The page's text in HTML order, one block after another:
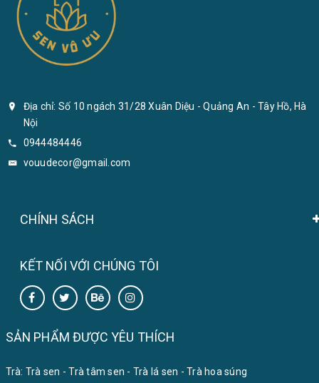
Địa chỉ: Số 10 ngách 31/28 Xuân Diệu - Quảng An - Tây Hồ, Hà
Nội
0944484446
vouudecor@gmail.com
CHÍNH SÁCH
KẾT NỐI VỚI CHÚNG TÔI
SẢN PHẨM ĐƯỢC YÊU THÍCH
Trà: Trà sen - Trà tâm sen - Trà lá sen - Trà hoa súng